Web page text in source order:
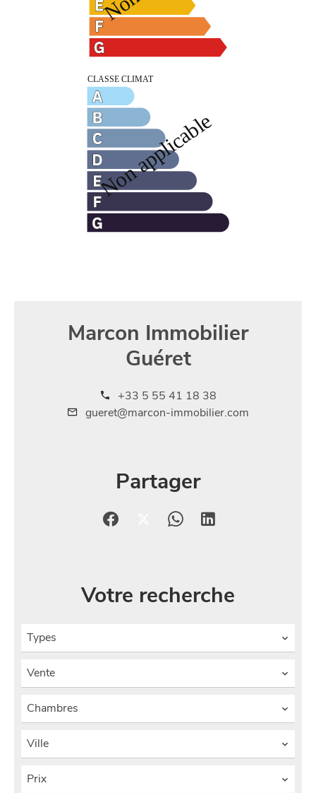
Marcon Immobilier
Guéret
+33 5 55 41 18 38
gueret@marcon-immobilier.com
Partager
Votre recherche
Types
Vente
Chambres
Ville
Prix